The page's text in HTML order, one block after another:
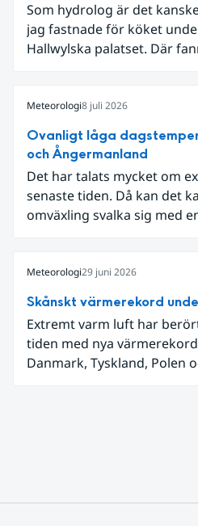
Som hydrolog är det
jag fastnade för köket
Hallwylska palatset. Där
Meteorologi8 juli 2026
Ovanligt låga
och Ångermanland
Det har talats mycket om
senaste tiden. Då kan det
omväxling svalka sig med
Meteorologi29 juni 2026
Skånskt värmerekord
Extremt varm luft har
tiden med nya
Danmark, Tyskland, Polen